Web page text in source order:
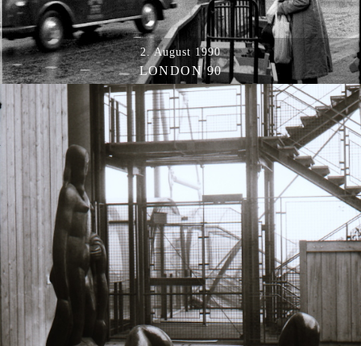
2. August 1990
LONDON 90